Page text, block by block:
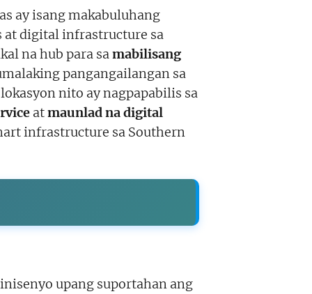
ay isang makabuluhang
at digital infrastructure sa
na hub para samabilisang
pangangailangan sa
nito ay nagpapabilis sa
atmaunlad na digital
infrastructure sa Southern
upang suportahan ang